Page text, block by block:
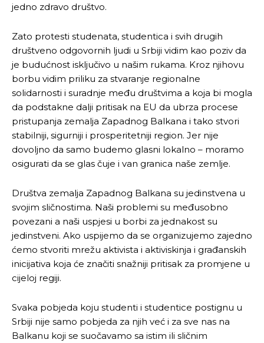
jedno zdravo društvo.
Zato protesti studenata, studentica i svih drugih
društveno odgovornih ljudi u Srbiji vidim kao poziv da
je budućnost isključivo u našim rukama. Kroz njihovu
borbu vidim priliku za stvaranje regionalne
solidarnosti i suradnje među društvima a koja bi mogla
da podstakne dalji pritisak na EU da ubrza procese
pristupanja zemalja Zapadnog Balkana i tako stvori
stabilniji, sigurniji i prosperitetniji region. Jer nije
dovoljno da samo budemo glasni lokalno – moramo
osigurati da se glas čuje i van granica naše zemlje.
Društva zemalja Zapadnog Balkana su jedinstvena u
svojim sličnostima. Naši problemi su međusobno
povezani a naši uspjesi u borbi za jednakost su
jedinstveni. Ako uspijemo da se organizujemo zajedno
ćemo stvoriti mrežu aktivista i aktiviskinja i građanskih
inicijativa koja će značiti snažniji pritisak za promjene u
cijeloj regiji.
Svaka pobjeda koju studenti i studentice postignu u
Srbiji nije samo pobjeda za njih već i za sve nas na
Balkanu koji se suočavamo sa istim ili sličnim